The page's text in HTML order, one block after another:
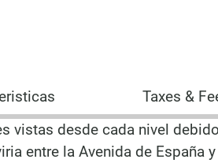
Taxes &
vistas desde cada nivel
entre la Avenida de España